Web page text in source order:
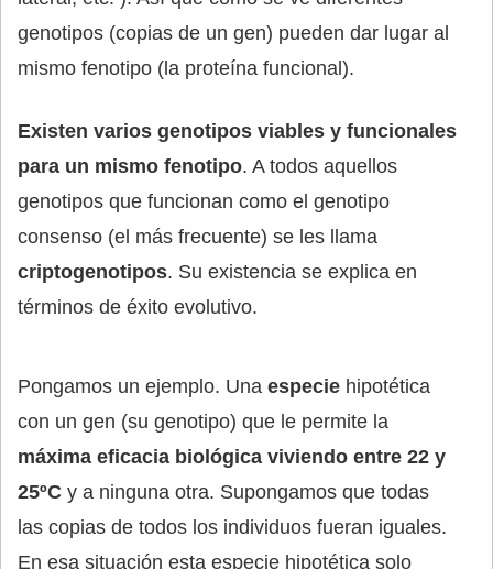
genotipos (copias de un gen) pueden dar lugar al
mismo fenotipo (la proteína funcional).
Existen varios genotipos viables y funcionales
para un mismo fenotipo. A todos aquellos
genotipos que funcionan como el genotipo
consenso (el más frecuente) se les llama
criptogenotipos. Su existencia se explica en
términos de éxito evolutivo.
Pongamos un ejemplo. Una especie hipotética
con un gen (su genotipo) que le permite la
máxima eficacia biológica viviendo entre 22 y
25ºC y a ninguna otra. Supongamos que todas
las copias de todos los individuos fueran iguales.
En esa situación esta especie hipotética solo